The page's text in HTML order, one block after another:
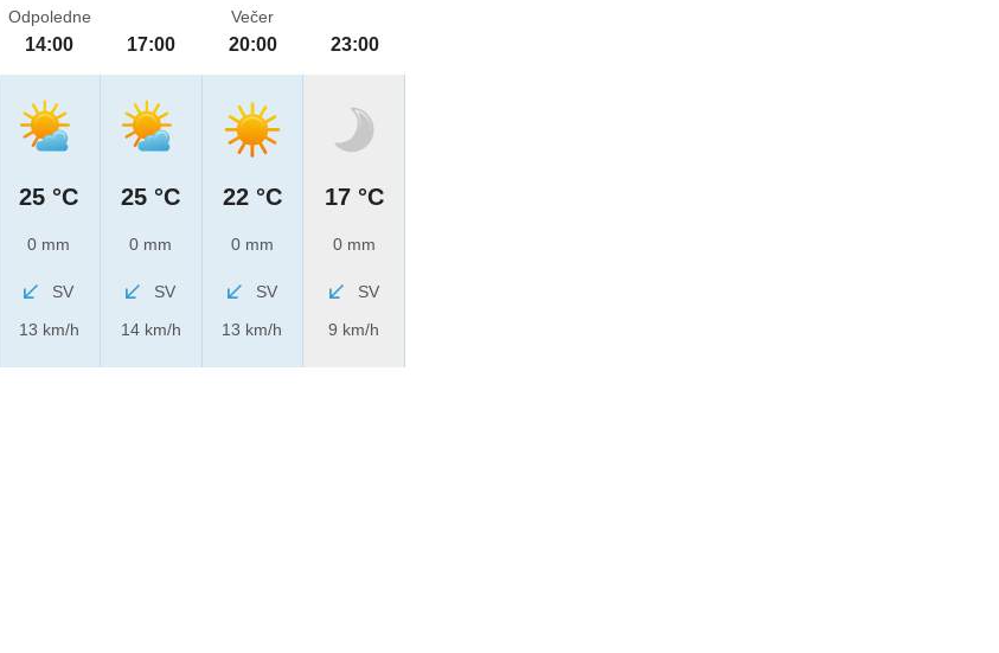
Odpoledne
14:00
25 °C
0 mm
SV
13 km/h
17:00
25 °C
0 mm
SV
14 km/h
Večer
20:00
22 °C
0 mm
SV
13 km/h
23:00
17 °C
0 mm
SV
9 km/h